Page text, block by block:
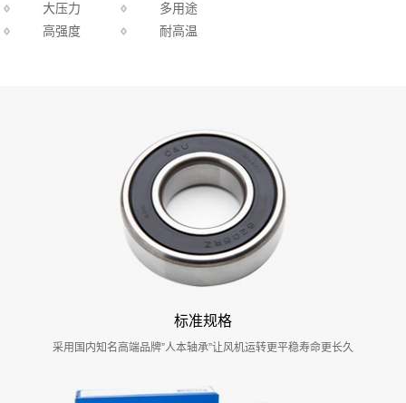
大压力
高强度
多用途
耐高温
标准规格
采用国内知名高端品牌”人本轴承”让风机运转更平稳寿命更长久